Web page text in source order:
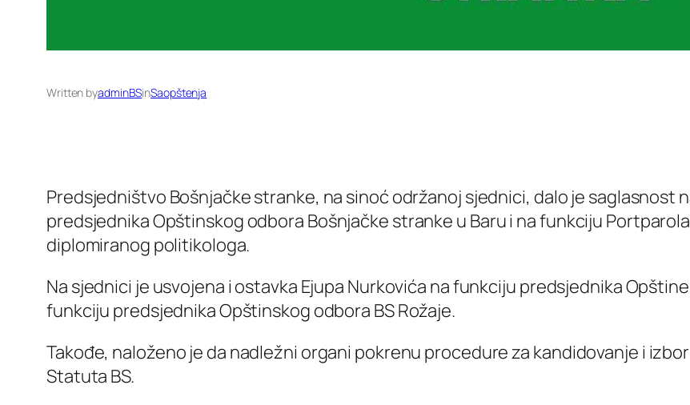
Written byadminBSinSaopštenja
Predsjedništvo Bošnjačke stranke, na sinoć održanoj sjednici, dalo je saglasnost
predsjednika Opštinskog odbora Bošnjačke stranke u Baru i na funkciju
diplomiranog politikologa.
Na sjednici je usvojena i ostavka Ejupa Nurkovića na funkciju predsjednika
funkciju predsjednika Opštinskog odbora BS Rožaje.
Takođe, naloženo je da nadležni organi pokrenu procedure za kandidovanje i
Statuta BS.